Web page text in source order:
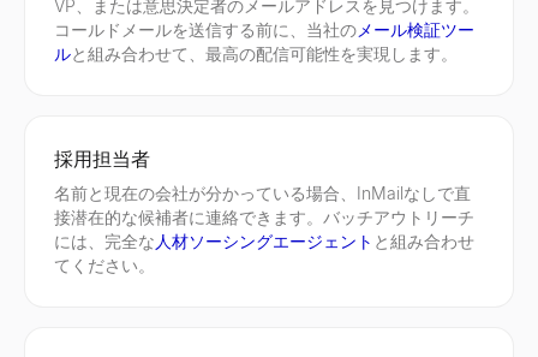
購買シグナルレーダー
履歴書ビルダー
無料 AI ヘッドショット生成
VP、または意思決定者のメールアドレスを見つけます。
コールドメールを送信する前に、当社の メール検証ツー
ルと組み合わせて、最高の配信可能性を実現します。
採用担当者
名前と現在の会社が分かっている場合、InMailなしで直
接潜在的な候補者に連絡できます。バッチアウトリーチ
には、完全な 人材ソーシングエージェント と組み合わせ
てください。